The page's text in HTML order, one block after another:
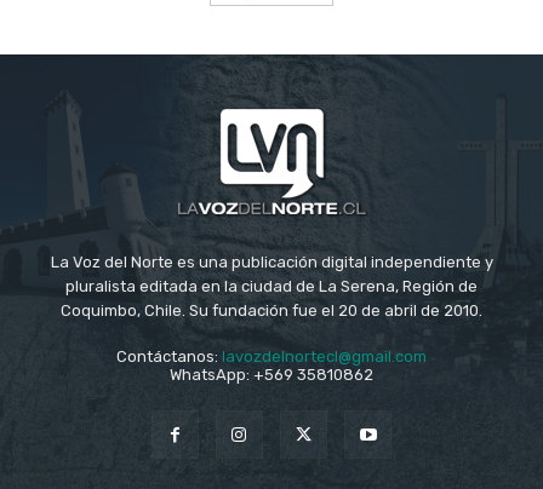
La Voz del Norte es una publicación digital independiente y
pluralista editada en la ciudad de La Serena, Región de
Coquimbo, Chile. Su fundación fue el 20 de abril de 2010.
Contáctanos: lavozdelnortecl@gmail.com
WhatsApp: +569 35810862